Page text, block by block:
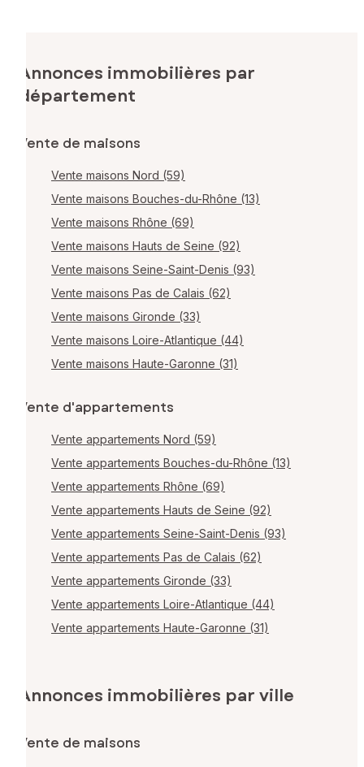
Annonces immobilières par
département
Vente de maisons
Vente maisons Nord (59)
Vente maisons Bouches-du-Rhône (13)
Vente maisons Rhône (69)
Vente maisons Hauts de Seine (92)
Vente maisons Seine-Saint-Denis (93)
Vente maisons Pas de Calais (62)
Vente maisons Gironde (33)
Vente maisons Loire-Atlantique (44)
Vente maisons Haute-Garonne (31)
Vente d'appartements
Vente appartements Nord (59)
Vente appartements Bouches-du-Rhône (13)
Vente appartements Rhône (69)
Vente appartements Hauts de Seine (92)
Vente appartements Seine-Saint-Denis (93)
Vente appartements Pas de Calais (62)
Vente appartements Gironde (33)
Vente appartements Loire-Atlantique (44)
Vente appartements Haute-Garonne (31)
Annonces immobilières par ville
Vente de maisons